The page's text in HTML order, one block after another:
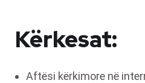
Kërkesat:
Aftësi kërkimore në